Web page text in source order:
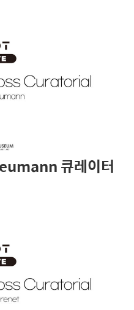
큐레이터